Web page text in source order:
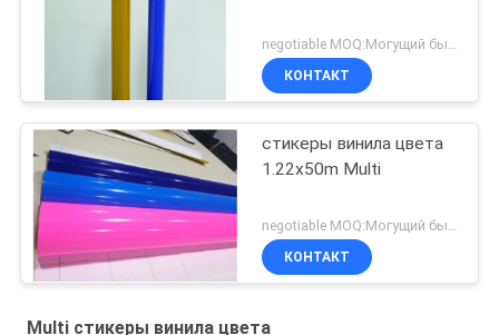
negotiable MOQ:Могущий быть предметом переговоров
КОНТАКТ
стикеры винила цвета
1.22x50m Multi
negotiable MOQ:Могущий быть предметом переговоров
КОНТАКТ
Multi стикеры винила цвета